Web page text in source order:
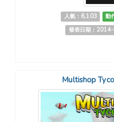
人氣：6,103 動
發表日期：
Multishop